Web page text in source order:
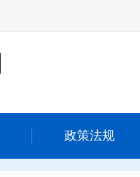
政策法规